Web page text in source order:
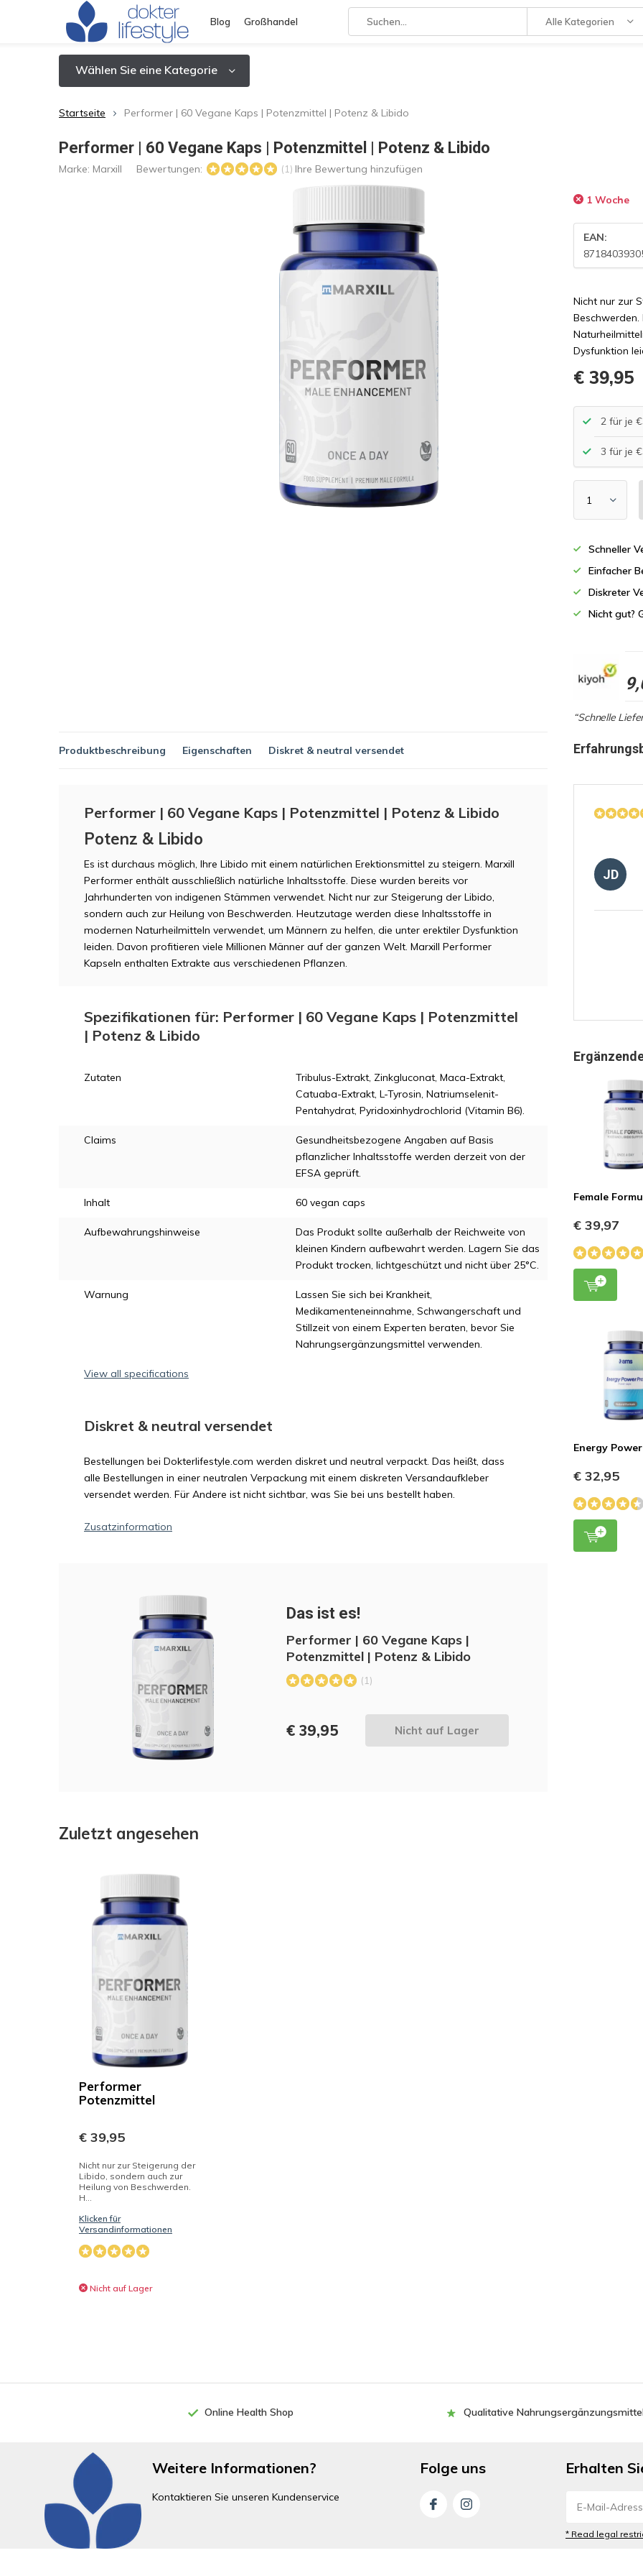
Blog Großhandel Alle Kategorien
Wählen Sie eine Kategorie
Startseite Performer | 60 Vegane Kaps | Potenzmittel | Potenz & Libido
Performer | 60 Vegane Kaps | Potenzmittel | Potenz & Libido
Marke: Marxill Bewertungen: (1) Ihre Bewertung hinzufügen
1 Woche
EAN:
Nicht nur zur
Dysfunktion
€ 39,95
2 für je
3 für je
Schneller
Einfacher
Diskreter
Nicht gut?
“Schnelle
Produktbeschreibung Eigenschaften Diskret & neutral versendet
Performer | 60 Vegane Kaps | Potenzmittel | Potenz & Libido
Potenz & Libido
Es ist durchaus möglich, Ihre Libido mit einem natürlichen Erektionsmittel zu steigern. Marxill
Performer enthält ausschließlich natürliche Inhaltsstoffe. Diese wurden bereits vor
Jahrhunderten von indigenen Stämmen verwendet. Nicht nur zur Steigerung der Libido,
sondern auch zur Heilung von Beschwerden. Heutzutage werden diese Inhaltsstoffe in
modernen Naturheilmitteln verwendet, um Männern zu helfen, die unter erektiler Dysfunktion
leiden. Davon profitieren viele Millionen Männer auf der ganzen Welt. Marxill Performer
Kapseln enthalten Extrakte aus verschiedenen Pflanzen.
Spezifikationen für: Performer | 60 Vegane Kaps | Potenzmittel
| Potenz & Libido
Zutaten
Tribulus-Extrakt, Zinkgluconat, Maca-Extrakt,
Catuaba-Extrakt, L-Tyrosin, Natriumselenit-
Pentahydrat, Pyridoxinhydrochlorid (Vitamin B6).
Claims
Gesundheitsbezogene Angaben auf Basis
pflanzlicher Inhaltsstoffe werden derzeit von der
EFSA geprüft.
Inhalt 60 vegan caps
Aufbewahrungshinweise
Das Produkt sollte außerhalb der Reichweite von
kleinen Kindern aufbewahrt werden. Lagern Sie das
Produkt trocken, lichtgeschützt und nicht über 25°C.
Warnung
Lassen Sie sich bei Krankheit,
Medikamenteneinnahme, Schwangerschaft und
Stillzeit von einem Experten beraten, bevor Sie
Nahrungsergänzungsmittel verwenden.
View all specifications
Diskret & neutral versendet
Bestellungen bei Dokterlifestyle.com werden diskret und neutral verpackt. Das heißt, dass
alle Bestellungen in einer neutralen Verpackung mit einem diskreten Versandaufkleber
versendet werden. Für Andere ist nicht sichtbar, was Sie bei uns bestellt haben.
Zusatzinformation
Das ist es!
Performer | 60 Vegane Kaps |
Potenzmittel | Potenz & Libido
(1)
€ 39,95 Nicht auf Lager
JD
Female
€ 39,97
Energy
€ 32,95
Zuletzt angesehen
Performer
Potenzmittel
€ 39,95
Nicht nur zur Steigerung der
Libido, sondern auch zur
Heilung von Beschwerden.
H...
Klicken für
Versandinformationen
Nicht auf Lager
Online Health Shop Qualitative
Weitere Informationen?
Kontaktieren Sie unseren Kundenservice
Folge uns Erhalten
* Read legal